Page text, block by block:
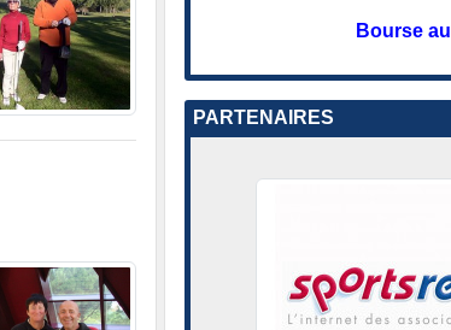
Bourse
PARTENAIRES